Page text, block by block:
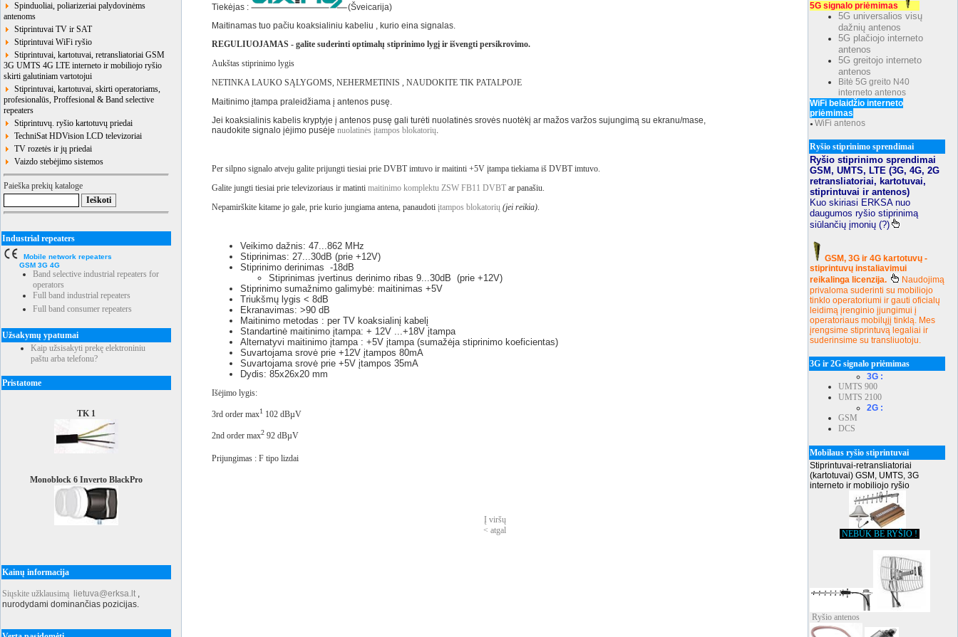
Spinduoliai, poliarizeriai palydovinėms
antenoms
Stiprintuvai TV ir SAT
Stiprintuvai WiFi ryšio
Stiprintuvai, kartotuvai, retransliatoriai GSM
3G UMTS 4G LTE interneto ir mobiliojo ryšio
skirti galutiniam vartotojui
Stiprintuvai, kartotuvai, skirti operatoriams,
profesionalūs, Proffesional & Band selective
repeaters
Stiprintuvų. ryšio kartotuvų priedai
TechniSat HDVision LCD televizoriai
TV rozetės ir jų priedai
Vaizdo stebėjimo sistemos
Paieška prekių kataloge
Industrial repeaters
Mobile network repeaters
GSM 3G 4G
Band selective industrial repeaters for
operators
Full band industrial repeaters
Full band consumer repeaters
Užsakymų ypatumai
Kaip užsisakyti prekę elektroniniu
paštu arba telefonu?
Pristatome
TK 1
Monoblock 6 Inverto BlackPro
Kainų informacija
Siųskite užklausimą lietuva@erksa.lt ,
nurodydami dominančias pozicijas.
Tiekėjas :
(Šveicarija)
Maitinamas tuo pačiu koaksialiniu kabeliu , kurio eina signalas.
REGULIUOJAMAS - galite suderinti optimalų stiprinimo lygį ir išvengti persikrovimo.
Aukštas stiprinimo lygis
NETINKA LAUKO SĄLYGOMS, NEHERMETINIS , NAUDOKITE TIK PATALPOJE
Maitinimo įtampa praleidžiama į antenos pusę.
Jei koaksialinis kabelis kryptyje į antenos pusę gali turėti nuolatinės srovės nuotėkį ar mažos varžos sujungimą su ekranu/mase,
naudokite signalo įėjimo pusėje nuolatinės įtampos blokatorių.
Per silpno signalo atveju galite prijungti tiesiai prie DVBT imtuvo ir maitinti +5V įtampa tiekiama iš DVBT imtuvo.
Galite jungti tiesiai prie televizoriaus ir matinti maitinimo komplektu ZSW FB11 DVBT ar panašiu.
Nepamirškite kitame jo gale, prie kurio jungiama antena, panaudoti įtampos blokatorių (jei reikia).
Veikimo dažnis: 47...862 MHz
Stiprinimas: 27...30dB (prie +12V)
Stiprinimo derinimas -18dB
Stiprinimas įvertinus derinimo ribas 9...30dB (prie +12V)
Stiprinimo sumažnimo galimybė: maitinimas +5V
Triukšmų lygis < 8dB
Ekranavimas: >90 dB
Maitinimo metodas : per TV koaksialinį kabelį
Standartinė maitinimo įtampa: + 12V ...+18V įtampa
Alternatyvi maitinimo įtampa : +5V įtampa (sumažėja stiprinimo koeficientas)
Suvartojama srovė prie +12V įtampos 80mA
Suvartojama srovė prie +5V įtampos 35mA
Dydis: 85x26x20 mm
Išėjimo lygis:
3rd order max1 102 dBµV
2nd order max2 92 dBµV
Prijungimas : F tipo lizdai
Į viršų
< atgal
5G signalo priėmimas
5G universalios visų
dažnių antenos
5G plačiojo interneto
antenos
5G greitojo interneto
antenos
Bitė 5G greito N40
interneto antenos
WiFi belaidžio interneto
priėmimas
● WiFi antenos
Ryšio stiprinimo sprendimai
Ryšio stiprinimo sprendimai
GSM, UMTS, LTE (3G, 4G, 2G
retransliatoriai, kartotuvai,
stiprintuvai ir antenos)
Kuo skiriasi ERKSA nuo
daugumos ryšio stiprinimą
siūlančių įmonių (?)
GSM, 3G ir 4G kartotuvų -
stiprintuvų instaliavimui
reikalinga licenzija.
Naudojimą
privaloma suderinti su mobiliojo
tinklo operatoriumi ir gauti oficialų
leidimą įrenginio įjungimui į
operatoriaus mobilųjį tinklą. Mes
įrengsime stiprintuvą legaliai ir
suderinsime su transliuotoju.
3G ir 2G signalo priėmimas
3G :
UMTS 900
UMTS 2100
2G :
GSM
DCS
Mobilaus ryšio stiprintuvai
Stiprintuvai-retransliatoriai
(kartotuvai) GSM, UMTS, 3G
interneto ir mobiliojo ryšio
NEBŪK BE RYŠIO !
Ryšio antenos